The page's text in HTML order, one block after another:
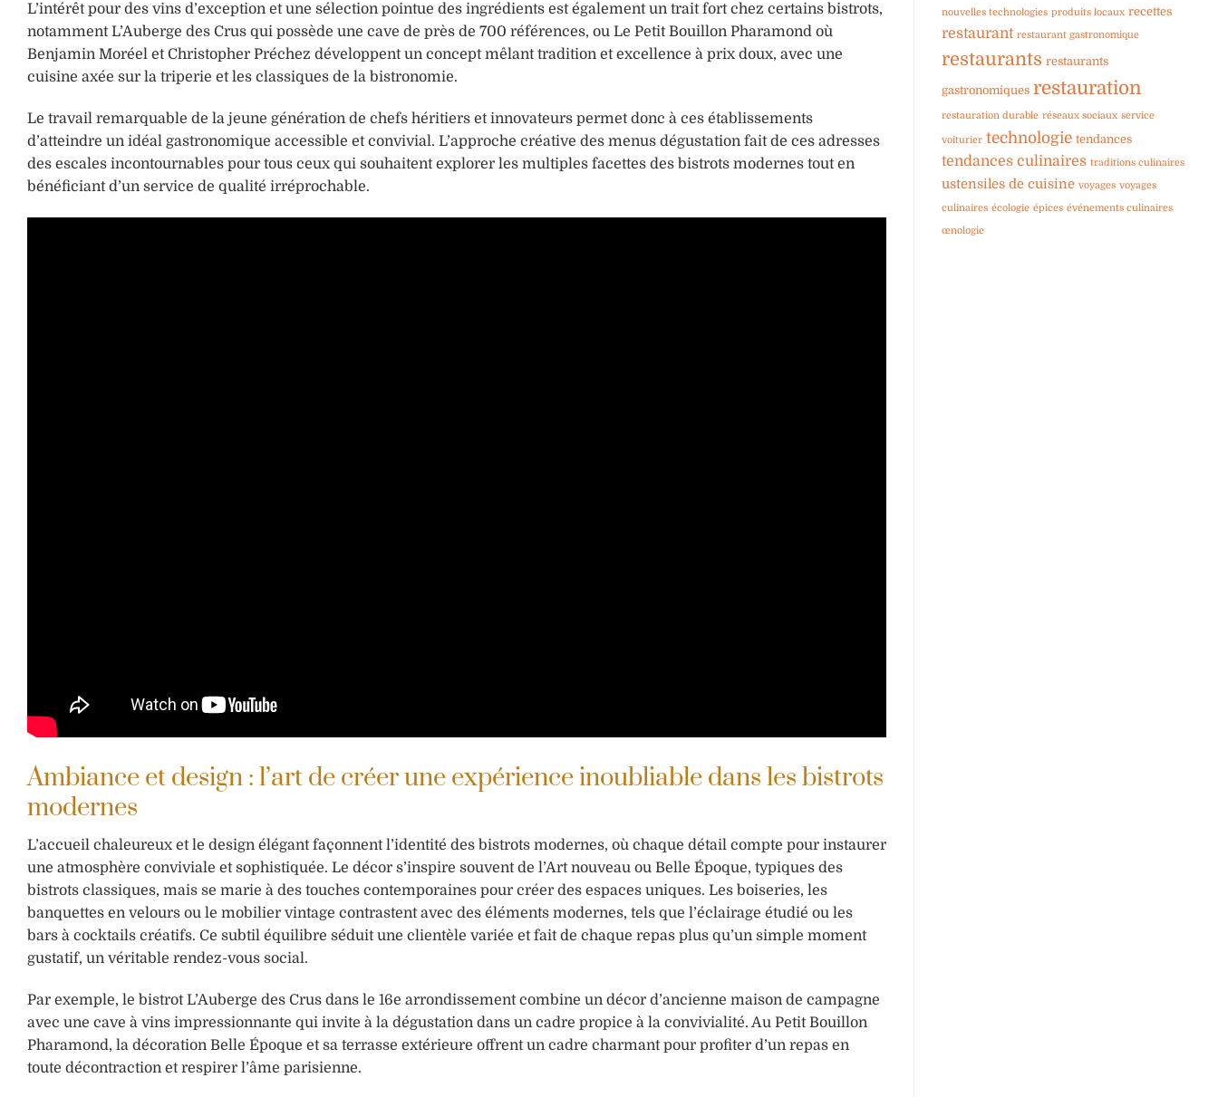
L’intérêt pour des vins d’exception et une sélection pointue des ingrédients est également un trait fort chez certains bistrots,
notamment L’Auberge des Crus qui possède une cave de près de 700 références, ou Le Petit Bouillon Pharamond où
Benjamin Moréel et Christopher Préchez développent un concept mêlant tradition et excellence à prix doux, avec une
cuisine axée sur la triperie et les classiques de la bistronomie.
Le travail remarquable de la jeune génération de chefs héritiers et innovateurs permet donc à ces établissements
d’atteindre un idéal gastronomique accessible et convivial. L’approche créative des menus dégustation fait de ces adresses
des escales incontournables pour tous ceux qui souhaitent explorer les multiples facettes des bistrots modernes tout en
bénéficiant d’un service de qualité irréprochable.
Ambiance et design : l’art de créer une expérience inoubliable dans les bistrots
modernes
L’accueil chaleureux et le design élégant façonnent l’identité des bistrots modernes, où chaque détail compte pour instaurer
une atmosphère conviviale et sophistiquée. Le décor s’inspire souvent de l’Art nouveau ou Belle Époque, typiques des
bistrots classiques, mais se marie à des touches contemporaines pour créer des espaces uniques. Les boiseries, les
banquettes en velours ou le mobilier vintage contrastent avec des éléments modernes, tels que l’éclairage étudié ou les
bars à cocktails créatifs. Ce subtil équilibre séduit une clientèle variée et fait de chaque repas plus qu’un simple moment
gustatif, un véritable rendez-vous social.
Par exemple, le bistrot L’Auberge des Crus dans le 16e arrondissement combine un décor d’ancienne maison de campagne
avec une cave à vins impressionnante qui invite à la dégustation dans un cadre propice à la convivialité. Au Petit Bouillon
Pharamond, la décoration Belle Époque et sa terrasse extérieure offrent un cadre charmant pour profiter d’un repas en
toute décontraction et respirer l’âme parisienne.
nouvelles technologies produits locaux recettes
restaurant restaurant gastronomique
restaurants restaurants
gastronomiques restauration
restauration durable réseaux sociaux service
voiturier technologie tendances
tendances culinaires traditions culinaires
ustensiles de cuisine voyages voyages
culinaires écologie épices événements culinaires
œnologie